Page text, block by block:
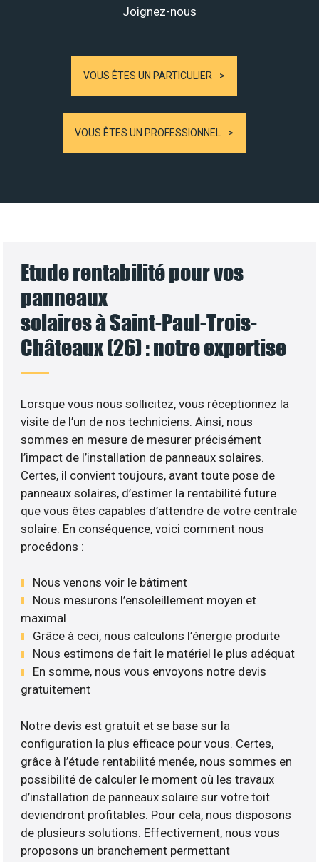
Joignez-nous
VOUS ÊTES UN PARTICULIER
VOUS ÊTES UN PROFESSIONNEL
Etude rentabilité pour vos
panneaux
solaires à Saint-Paul-Trois-
Châteaux (26) : notre expertise
Lorsque vous nous sollicitez, vous réceptionnez la
visite de l’un de nos techniciens. Ainsi, nous
sommes en mesure de mesurer précisément
l’impact de l’installation de panneaux solaires.
Certes, il convient toujours, avant toute pose de
panneaux solaires, d’estimer la rentabilité future
que vous êtes capables d’attendre de votre centrale
solaire. En conséquence, voici comment nous
procédons :
Nous venons voir le bâtiment
Nous mesurons l’ensoleillement moyen et
maximal
Grâce à ceci, nous calculons l’énergie produite
Nous estimons de fait le matériel le plus adéquat
En somme, nous vous envoyons notre devis
gratuitement
Notre devis est gratuit et se base sur la
configuration la plus efficace pour vous. Certes,
grâce à l’étude rentabilité menée, nous sommes en
possibilité de calculer le moment où les travaux
d’installation de panneaux solaire sur votre toit
deviendront profitables. Pour cela, nous disposons
de plusieurs solutions. Effectivement, nous vous
proposons un branchement permettant